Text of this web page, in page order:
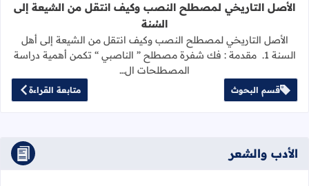
الأصل التاريخي لمصطلح النصب وكيف انتقل من الشيعة إلى
السُنة
الأصل التاريخي لمصطلح النصب وكيف انتقل من الشيعة إلى أهل
السنة 1. مقدمة : فك شفرة مصطلح ” الناصبي “ تكمن أهمية دراسة
المصطلحات ال…
قسم البحوث متابعة القراءة
الأدب والشعر